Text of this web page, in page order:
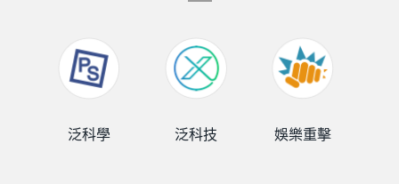
泛科學 泛科技 娛樂重擊